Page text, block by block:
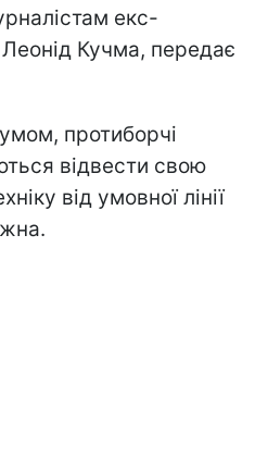
екс-
Кучма, передає
протиборчі
відвести свою
від умовної лінії